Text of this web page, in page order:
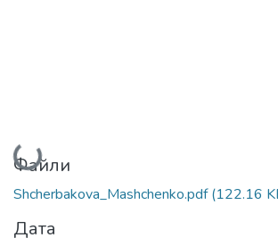
Вантажиться...
Файли
Shcherbakova_Mashchenko.pdf(122.16
Дата